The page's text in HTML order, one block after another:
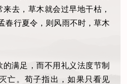
去，草木就会过早地干枯，
春行夏令，则风雨不时，草木
满足，而不用礼义法度节制
亡。荀子指出，如果只看见